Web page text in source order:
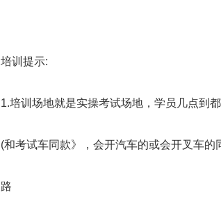
培训提示:
1.培训场地就是实操考试场地，学员几点到
(和考试车同款》，会开汽车的或会开叉车
路